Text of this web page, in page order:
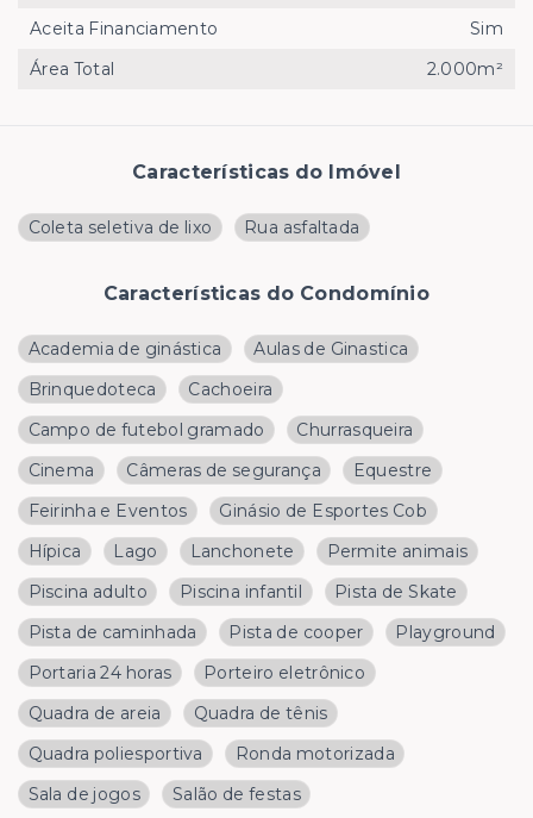
Características do Imóvel
Coleta seletiva de lixo Rua asfaltada
Características do Condomínio
Academia de ginástica
Aulas de Ginastica
Brinquedoteca
Cachoeira
Campo de futebol gramado
Churrasqueira
Cinema
Câmeras de segurança
Equestre
Feirinha e Eventos
Ginásio de Esportes Cob
Hípica
Lago Lanchonete
Permite animais
Piscina adulto
Piscina infantil
Pista de Skate
Pista de caminhada
Pista de cooper
Playground
Portaria 24 horas
Porteiro eletrônico
Quadra de areia
Quadra de tênis
Quadra poliesportiva
Ronda motorizada
Sala de jogos
Salão de festas
Aceita Financiamento
Sim
Área Total
2.000m²